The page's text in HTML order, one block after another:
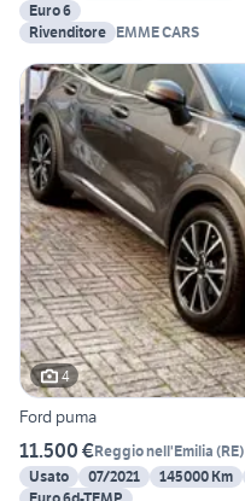
Euro 6
Rivenditore EMME CARS
4
Ford puma
11.500 €Reggio nell'Emilia (RE)
Usato
07/2021 145000 Km